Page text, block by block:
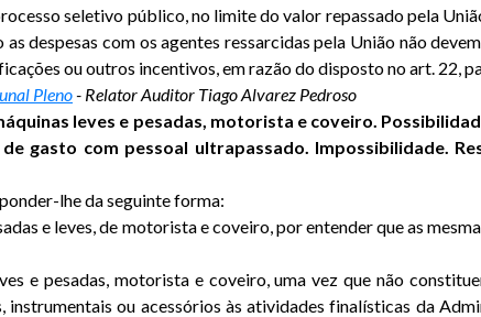
seletivo público, no limite do valor repassado pela
despesas com os agentes ressarcidas pela União não
ou outros incentivos, em razão do disposto no art. 22,
Pleno- Relator Auditor Tiago Alvarez Pedroso
leves e pesadas, motorista e coveiro.
gasto com pessoal ultrapassado. Impossibilidade.
lhe da seguinte forma:
e leves, de motorista e coveiro, por entender que as
e pesadas, motorista e coveiro, uma vez que não
ou acessórios às atividades finalísticas da